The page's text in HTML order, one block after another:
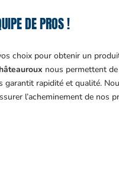
DE PROS !
choix pour obtenir un
nous permettent
rapidité et qualité.
l’acheminement de nos